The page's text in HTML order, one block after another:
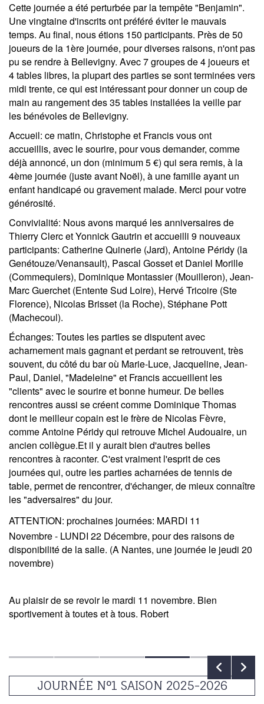
Cette journée a été perturbée par la tempête "Benjamin".
Une vingtaine d'inscrits ont préféré éviter le mauvais
temps. Au final, nous étions 150 participants. Près de 50
joueurs de la 1ère journée, pour diverses raisons, n'ont pas
pu se rendre à Bellevigny. Avec 7 groupes de 4 joueurs et
4 tables libres, la plupart des parties se sont terminées vers
midi trente, ce qui est intéressant pour donner un coup de
main au rangement des 35 tables installées la veille par
les bénévoles de Bellevigny.
Accueil: ce matin, Christophe et Francis vous ont
accueillis, avec le sourire, pour vous demander, comme
déjà annoncé, un don (minimum 5 €) qui sera remis, à la
4ème journée (juste avant Noël), à une famille ayant un
enfant handicapé ou gravement malade. Merci pour votre
générosité.
Convivialité: Nous avons marqué les anniversaires de
Thierry Clerc et Yonnick Gautrin et accueilli 9 nouveaux
participants: Catherine Quinerie (Jard), Antoine Péridy (la
Genétouze/Venansault), Pascal Gosset et Daniel Morille
(Commequiers), Dominique Montassier (Mouilleron), Jean-
Marc Guerchet (Entente Sud Loire), Hervé Tricoire (Ste
Florence), Nicolas Brisset (la Roche), Stéphane Pott
(Machecoul).
Échanges: Toutes les parties se disputent avec
acharnement mais gagnant et perdant se retrouvent, très
souvent, du côté du bar où Marie-Luce, Jacqueline, Jean-
Paul, Daniel, "Madeleine" et Francis accueillent les
"clients" avec le sourire et bonne humeur. De belles
rencontres aussi se créent comme Dominique Thomas
dont le meilleur copain est le frère de Nicolas Fèvre,
comme Antoine Péridy qui retrouve Michel Audouaire, un
ancien collègue.Et il y aurait bien d'autres belles
rencontres à raconter. C'est vraiment l'esprit de ces
journées qui, outre les parties acharnées de tennis de
table, permet de rencontrer, d'échanger, de mieux connaître
les "adversaires" du jour.
ATTENTION: prochaines journées: MARDI 11
Novembre- LUNDI 22 Décembre, pour des raisons de
disponibilité de la salle. (A Nantes, une journée le jeudi 20
novembre)
Au plaisir de se revoir le mardi 11 novembre. Bien
sportivement à toutes et à tous. Robert
JOURNÉE N°1 SAISON 2025-2026